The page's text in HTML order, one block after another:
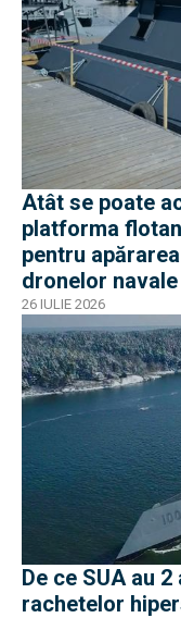
Atât se poate
platforma
pentru
dronelor navale
26 IULIE 2026
De ce SUA au
rachetelor